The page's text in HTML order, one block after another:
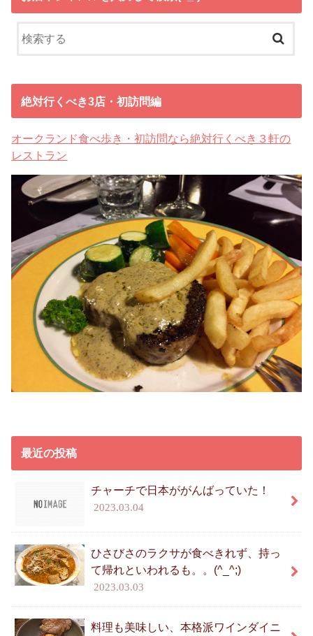
絶対行くべき3店・初訪問編
オークランド食べ歩き・初訪問なら絶対行くべき３軒の
レストラン
最近の投稿
チャーチで日本ががんばっていた！
2023.03.04
ひさびさのラクサが食べきれず、持っ
て帰れといわれるも。。(^_^;)
2023.03.03
料理も美味しい、本格派ワインダイニ